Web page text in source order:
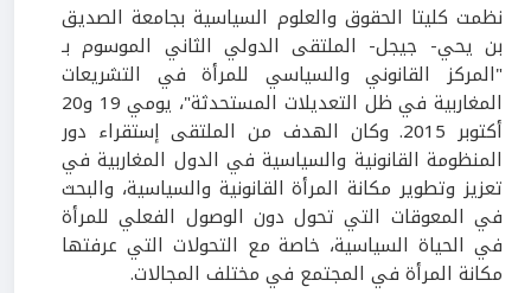
نظمت كليتا الحقوق والعلوم السياسية بجامعة الصديق
بن يحي- جيجل- الملتقى الدولي الثاني الموسوم بـ
"المركز القانوني والسياسي للمرأة في التشريعات
المغاربية في ظل التعديلات المستحدثة"، يومي 19 و20
أكتوبر 2015. وكان الهدف من الملتقى إستقراء دور
المنظومة القانونية والسياسية في الدول المغاربية في
تعزيز وتطوير مكانة المرأة القانونية والسياسية، والبحث
في المعوقات التي تحول دون الوصول الفعلي للمرأة
في الحياة السياسية، خاصة مع التحولات التي عرفتها
مكانة المرأة في المجتمع في مختلف المجالات.